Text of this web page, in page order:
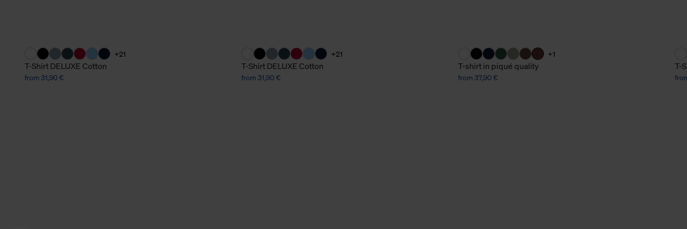
+21
T-Shirt DELUXE Cotton
from 31,90 €
+21
T-Shirt DELUXE Cotton
from 31,90 €
+1
T-shirt in piqué quality
from 37,90 €
T-